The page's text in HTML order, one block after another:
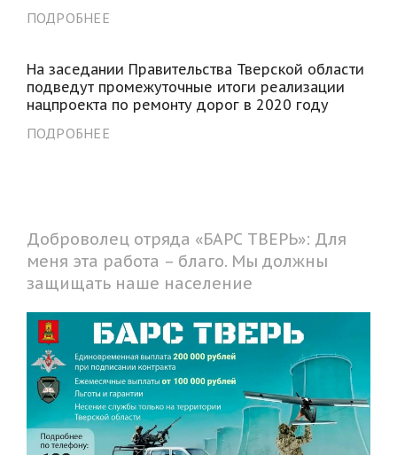
ПОДРОБНЕЕ
На заседании Правительства Тверской области
подведут промежуточные итоги реализации
нацпроекта по ремонту дорог в 2020 году
ПОДРОБНЕЕ
Доброволец отряда «БАРС ТВЕРЬ»: Для
меня эта работа – благо. Мы должны
защищать наше население